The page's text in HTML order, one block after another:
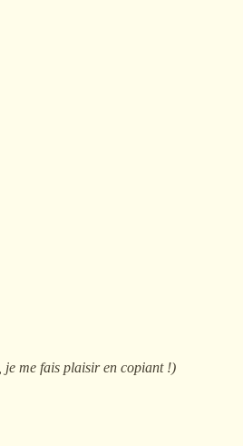
fais plaisir en copiant !)